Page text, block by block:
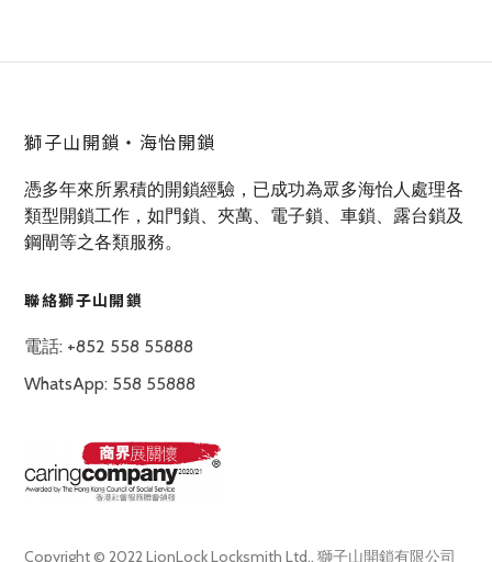
獅子山開鎖‧海怡開鎖
憑多年來所累積的開鎖經驗，已成功為眾多海怡人處理各
類型開鎖工作，如門鎖、夾萬、電子鎖、車鎖、露台鎖及
鋼閘等之各類服務。
聯絡獅子山開鎖
電話: +852 558 55888
WhatsApp: 558 55888
Copyright © 2022 LionLock Locksmith Ltd., 獅子山開鎖有限公司